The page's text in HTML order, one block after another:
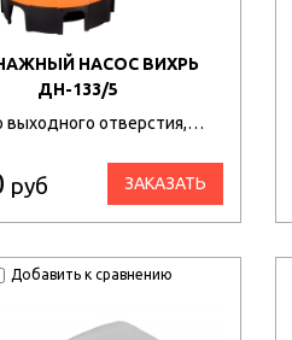
НАСОС ВИХРЬ
ДН-133/5
выходного отверстия,…
руб ЗАКАЗАТЬ
Добавить к сравнению